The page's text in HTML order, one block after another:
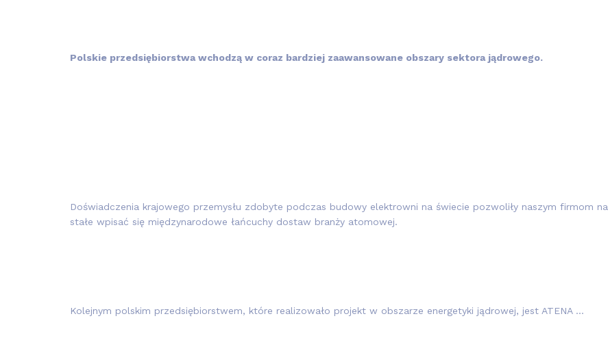
Polskie przedsiębiorstwa wchodzą w coraz bardziej zaawansowane obszary sektora jądrowego.
Doświadczenia krajowego przemysłu zdobyte podczas budowy elektrowni na świecie pozwoliły naszym firmom na
stałe wpisać się międzynarodowe łańcuchy dostaw branży atomowej.
Kolejnym polskim przedsiębiorstwem, które realizowało projekt w obszarze energetyki jądrowej, jest ATENA …